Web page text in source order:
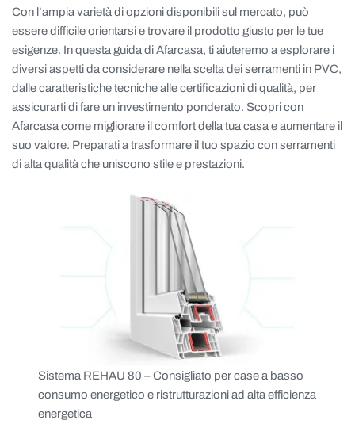
Con l’ampia varietà di opzioni disponibili sul mercato, può
essere difficile orientarsi e trovare il prodotto giusto per le tue
esigenze. In questa guida di Afarcasa, ti aiuteremo a esplorare i
diversi aspetti da considerare nella scelta dei serramenti in PVC,
dalle caratteristiche tecniche alle certificazioni di qualità, per
assicurarti di fare un investimento ponderato. Scopri con
Afarcasa come migliorare il comfort della tua casa e aumentare il
suo valore. Preparati a trasformare il tuo spazio con serramenti
di alta qualità che uniscono stile e prestazioni.
Sistema REHAU 80 – Consigliato per case a basso
consumo energetico e ristrutturazioni ad alta efficienza
energetica